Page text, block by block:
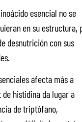
esencial no se
en su estructura,
desnutrición con sus
afecta más a
histidina da lugar a
de triptófano,